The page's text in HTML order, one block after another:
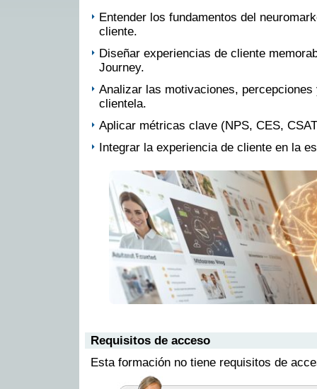
Entender los fundamentos del
cliente.
Diseñar experiencias de cliente
Journey.
Analizar las motivaciones,
clientela.
Aplicar métricas clave (NPS, CES,
Integrar la experiencia de cliente en la
Requisitos de acceso
Esta formación no tiene requisitos de